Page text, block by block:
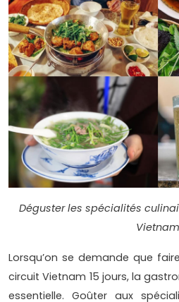
Déguster les spécialités
Vietnam
Lorsqu’on se demande que
circuit Vietnam 15 jours, la
essentielle. Goûter aux